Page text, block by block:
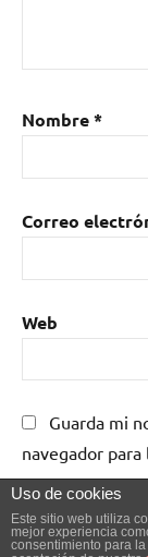
Nombre*
Correo
Web
Guarda mi
navegador
Uso de cookies
Este sitio web utiliza
mejor experiencia
consentimiento para